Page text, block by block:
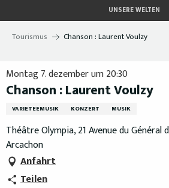
au
contenu
UNSERE WELTEN
Tourismus Chanson : Laurent Voulzy
Montag 7. dezember um 20:30
Chanson : Laurent Voulzy
VARIETEEMUSIK KONZERT MUSIK
Théâtre Olympia, 21 Avenue du Général
Arcachon
Anfahrt
Teilen